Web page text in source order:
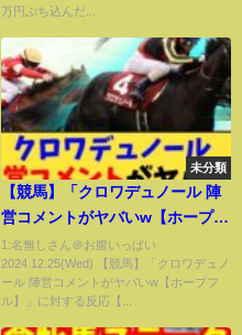
万円ぶち込んだ...
未分類
【競馬】「クロワデュノール 陣
営コメントがヤバいw【ホープフ
ル】」に対する反応【反応集】
1:名無しさん＠お腹いっぱい
2024.12.25(Wed) 【競馬】「クロワデュノ
ール 陣営コメントがヤバいw【ホープフ
ル】」に対する反応【...